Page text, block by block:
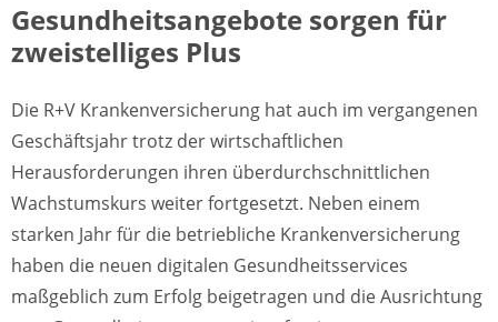
Gesundheitsangebote sorgen für
zweistelliges Plus
Die R+V Krankenversicherung hat auch im vergangenen
Geschäftsjahr trotz der wirtschaftlichen
Herausforderungen ihren überdurchschnittlichen
Wachstumskurs weiter fortgesetzt. Neben einem
starken Jahr für die betriebliche Krankenversicherung
haben die neuen digitalen Gesundheitsservices
maßgeblich zum Erfolg beigetragen und die Ausrichtung